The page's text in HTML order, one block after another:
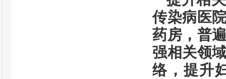
传染病医
药房，普
强相关领
络，提升